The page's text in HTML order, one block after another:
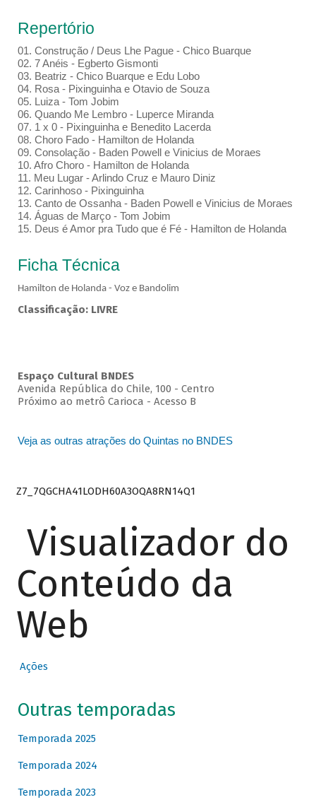
Repertório
01. Construção / Deus Lhe Pague - Chico Buarque
02. 7 Anéis - Egberto Gismonti
03. Beatriz - Chico Buarque e Edu Lobo
04. Rosa - Pixinguinha e Otavio de Souza
05. Luiza - Tom Jobim
06. Quando Me Lembro - Luperce Miranda
07. 1 x 0 - Pixinguinha e Benedito Lacerda
08. Choro Fado - Hamilton de Holanda
09. Consolação - Baden Powell e Vinicius de Moraes
10. Afro Choro - Hamilton de Holanda
11. Meu Lugar - Arlindo Cruz e Mauro Diniz
12. Carinhoso - Pixinguinha
13. Canto de Ossanha - Baden Powell e Vinicius de Moraes
14. Águas de Março - Tom Jobim
15. Deus é Amor pra Tudo que é Fé - Hamilton de Holanda
Ficha Técnica
Hamilton de Holanda - Voz e Bandolim
Classificação: LIVRE
Espaço Cultural BNDES
Avenida República do Chile, 100 - Centro
Próximo ao metrô Carioca - Acesso B
Veja as outras atrações do Quintas no BNDES
Z7_7QGCHA41LODH60A3OQA8RN14Q1
Visualizador do
Conteúdo da
Web
Ações
Outras temporadas
Temporada 2025
Temporada 2024
Temporada 2023